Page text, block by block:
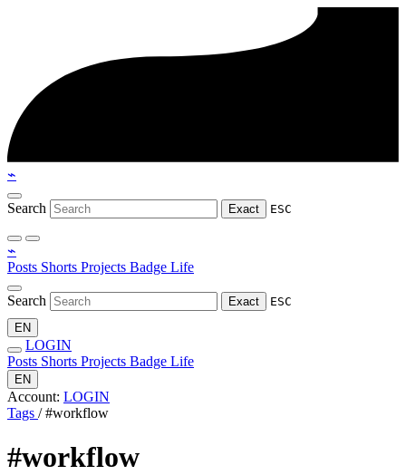
⌁
Search Exact ESC
⌁
Posts Shorts Projects Badge Life
Search Exact
ESC
EN
LOGIN
Posts Shorts Projects Badge Life
EN
Account: LOGIN
Tags / #workflow
#workflow